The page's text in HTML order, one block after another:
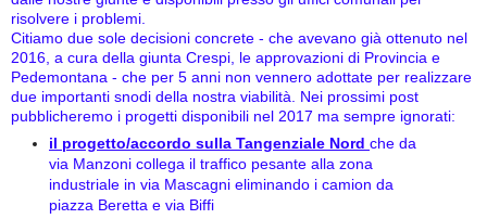
risolvere i problemi.
Citiamo due sole decisioni concrete - che avevano già ottenuto nel
2016, a cura della giunta Crespi, le approvazioni di Provincia e
Pedemontana - che per 5 anni non vennero adottate per realizzare
due importanti snodi della nostra viabilità. Nei prossimi post
pubblicheremo i progetti disponibili nel 2017 ma sempre ignorati:
il progetto/accordo sulla Tangenziale Nord che da
via Manzoni collega il traffico pesante alla zona
industriale in via Mascagni eliminando i camion da
piazza Beretta e via Biffi